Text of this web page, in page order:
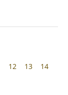
12 13
14